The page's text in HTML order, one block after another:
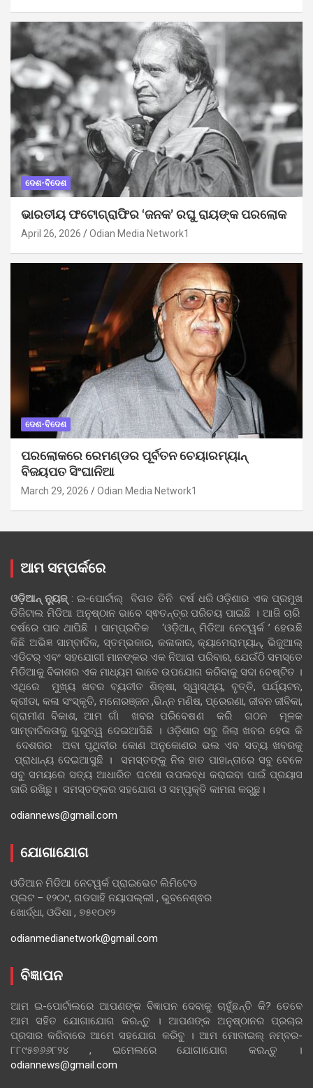
ଦେଶ-ବିଦେଶ
ଭାରତୀୟ ଫଟୋଗ୍ରାଫିର ‘ଜନକ’ ରଘୁ ରାୟଙ୍କ ପରଲୋକ
April 26, 2026 Odian Media Network1
ଦେଶ-ବିଦେଶ
ପରଲୋକରେ ରେମଣ୍ଡର ପୂର୍ବତନ ଚେୟାରମ୍ୟାନ୍
ବିଜୟପତ ସିଂଘାନିଆ
March 29, 2026 Odian Media Network1
ଆମ ସମ୍ପର୍କରେ
ଓଡ଼ିଆନ୍‍ ନ୍ୟୁଜ୍‍: ଇ-ପୋର୍ଟାଲ୍ ବିଗତ ତିନି ବର୍ଷ ଧରି ଓଡ଼ିଶାର ଏକ ପ୍ରମୁଖ
ଡିଜିଟାଲ ମିଡିଆ ଅନୁଷ୍ଠାନ ଭାବେ ସ୍ଵତନ୍ତ୍ର ପରିଚୟ ପାଇଛି । ଆଜି ଚାରି
ବର୍ଷରେ ପାଦ ଥାପିଛି । ସାମ୍ପ୍ରତିକ ‘ଓଡ଼ିଆନ୍‍ ମିଡିଆ ନେଟୱର୍କ ’ ହେଉଛି
କିଛି ଅଭିଜ୍ଞ ସାମ୍ବାଦିକ, ସ୍ତମ୍ଭକାର, କଳାକାର, କ୍ୟାମେରାମ୍ୟାନ୍, ଭିଜୁଆଲ୍
ଏଡିଟର୍ ଏବଂ ସହଯୋଗୀ ମାନଙ୍କର ଏକ ନିଆରା ପରିବାର, ଯେଉଁଠି ସମସ୍ତେ
ମିଡିଆକୁ ବିକାଶର ଏକ ମାଧ୍ୟମ ଭାବେ ଉପଯୋଗ କରିବାକୁ ସଦା ଚେଷ୍ଟିତ ।
ଏଥିରେ ମୁଖ୍ୟ ଖବର ବ୍ୟତୀତ ଶିକ୍ଷା, ସ୍ୱାସ୍ଥ୍ୟ, ବୃତ୍ତି, ପର୍ଯ୍ୟଟନ,
କ୍ରୀଡା, କଳା ସଂସ୍କୃତି, ମନୋରଞ୍ଜନ ,ଭିନ୍ନ ମଣିଷ, ପ୍ରେରଣା, ଜୀବନ ଜୀବିକା,
ଗ୍ରାମୀଣ ବିକାଶ, ଆମ ଗାଁ ଖବର ପରିବେଷଣ କରି ଗଠନ ମୂଳକ
ସାମ୍ବାଦିକତାକୁ ଗୁରୁତ୍ୱ ଦେଇଆସିଛି । ଓଡ଼ିଶାର ସବୁ ଜିଲା ଖବର ହେଉ କି
ଦେଶରର ଅବା ପୃଥିବୀର କୋଣ ଅନୁକୋଣର ଭଲ ଏବ ସତ୍ୟ ଖବରକୁ
ପ୍ରାଧାନ୍ୟ ଦେଇଆସୁଛି । ସମସ୍ତଙ୍କୁ ନିଜ ହାତ ପାହାନ୍ତାରେ ସବୁ ବେଳେ
ସବୁ ସମୟରେ ସତ୍ୟ ଆଧାରିତ ଘଟଣା ଉପଲବ୍ଧ କରାଇବା ପାଇଁ ପ୍ରୟାସ
ଜାରି ରଖିଛୁ। ସମସ୍ତଙ୍କର ସହଯୋଗ ଓ ସମ୍ପୃକ୍ତି କାମନା କରୁଛୁ।
odiannews@gmail.com
ଯୋଗାଯୋଗ
ଓଡିଆନ ମିଡିଆ ନେଟୱର୍କ ପ୍ରାଇଭେଟ ଲିମିଟେଡ
ପ୍ଲଟ – ୧୨୦୯, ଗଡସାହି ନୟାପଲ୍ଲୀ , ଭୁବନେଶ୍ଵର
ଖୋର୍ଦ୍ଧା, ଓଡିଶା , ୭୫୧୦୧୨
odianmedianetwork@gmail.com
ବିଜ୍ଞାପନ
ଆମ ଇ-ପୋର୍ଟାଲରେ ଆପଣଙ୍କ ବିଜ୍ଞାପନ ଦେବାକୁ ଚାହୁଁଛନ୍ତି କି? ତେବେ
ଆମ ସହିତ ଯୋଗାଯୋଗ କରନ୍ତୁ । ଆପଣଙ୍କ ଅନୁଷ୍ଠାନର ପ୍ରଚାର
ପ୍ରସାର କରିବାରେ ଆମେ ସହଯୋଗ କରିବୁ । ଆମ ମୋବାଇଲ୍ ନମ୍ବର-
୮୮୯୫୭୬୬୮୨୪ , ଇମେଲରେ ଯୋଗାଯୋଗ କରନ୍ତୁ ।
odiannews@gmail.com